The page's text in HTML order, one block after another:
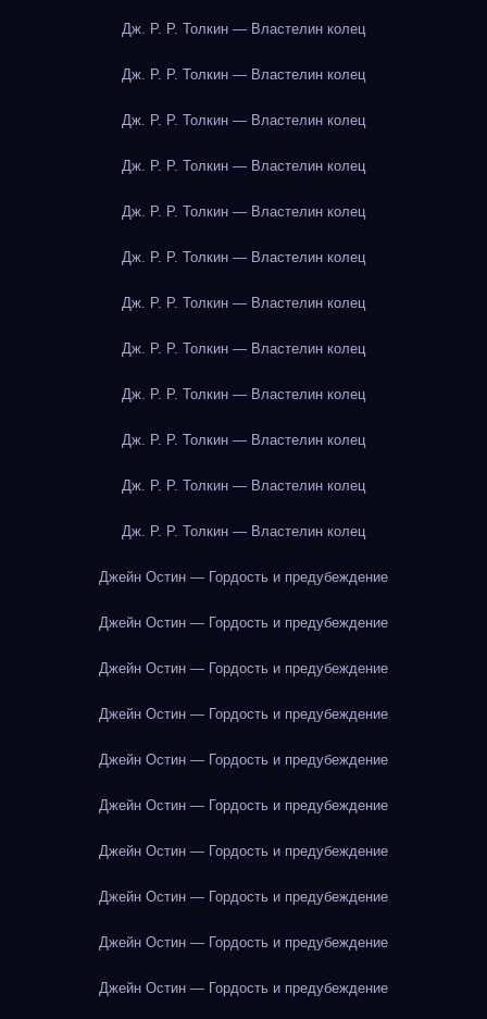
Дж. Р. Р. Толкин — Властелин колец
Дж. Р. Р. Толкин — Властелин колец
Дж. Р. Р. Толкин — Властелин колец
Дж. Р. Р. Толкин — Властелин колец
Дж. Р. Р. Толкин — Властелин колец
Дж. Р. Р. Толкин — Властелин колец
Дж. Р. Р. Толкин — Властелин колец
Дж. Р. Р. Толкин — Властелин колец
Дж. Р. Р. Толкин — Властелин колец
Дж. Р. Р. Толкин — Властелин колец
Дж. Р. Р. Толкин — Властелин колец
Дж. Р. Р. Толкин — Властелин колец
Джейн Остин — Гордость и предубеждение
Джейн Остин — Гордость и предубеждение
Джейн Остин — Гордость и предубеждение
Джейн Остин — Гордость и предубеждение
Джейн Остин — Гордость и предубеждение
Джейн Остин — Гордость и предубеждение
Джейн Остин — Гордость и предубеждение
Джейн Остин — Гордость и предубеждение
Джейн Остин — Гордость и предубеждение
Джейн Остин — Гордость и предубеждение